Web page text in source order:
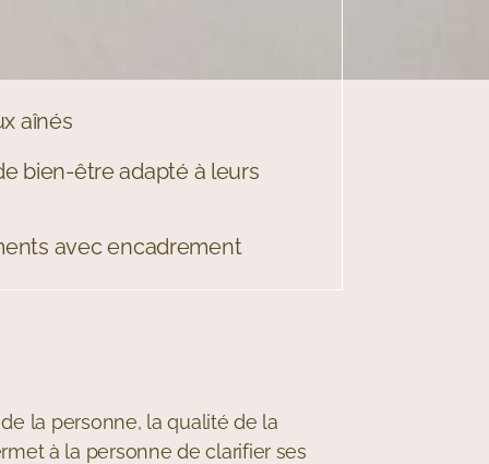
aînés
bien-être adapté à leurs
avec encadrement
la personne, la qualité de la
à la personne de clarifier ses